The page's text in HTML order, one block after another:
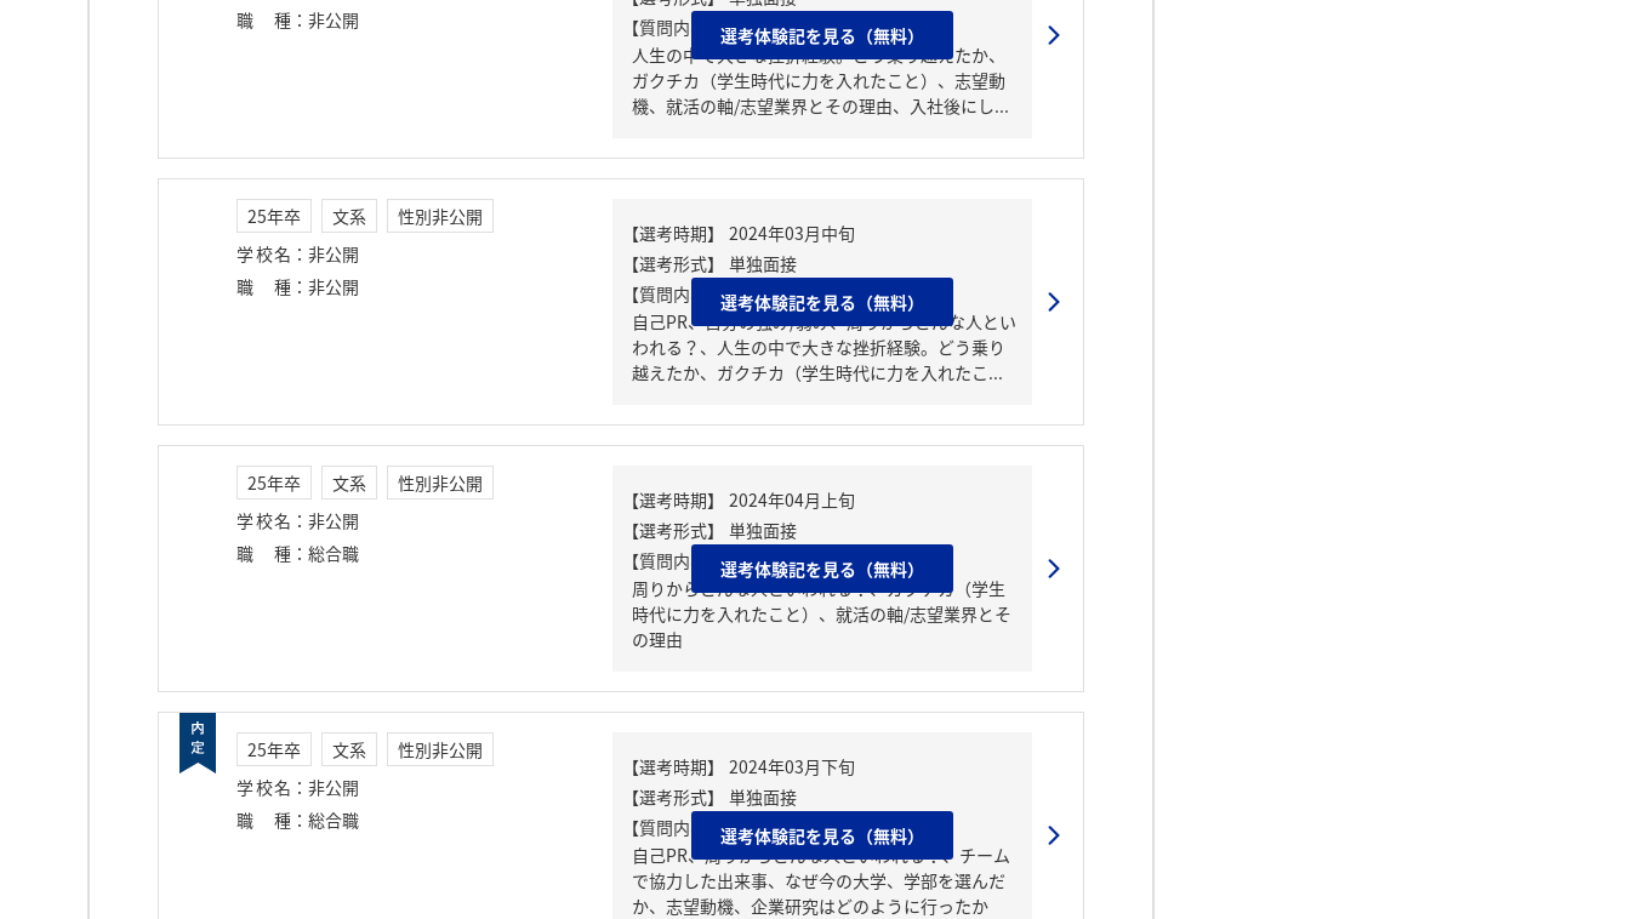
職種 ： 非公開
【質問内容・課題】
人生の中で大きな挫折経験。どう乗り越えたか、
ガクチカ（学生時代に力を入れたこと）、志望動
機、就活の軸/志望業界とその理由、入社後にし...
選考体験記を見る（無料）
25年卒 文系
性別非公開
学校名 ： 非公開
職種 ： 非公開
【質問内容・課題】
自己PR、自分の強み/弱み、周りからどんな人とい
われる？、人生の中で大きな挫折経験。どう乗り
越えたか、ガクチカ（学生時代に力を入れたこ...
選考体験記を見る（無料）
25年卒 文系
性別非公開
学校名 ： 非公開
職種 ： 総合職
【質問内容・課題】
周りからどんな人といわれる？、ガクチカ（学生
時代に力を入れたこと）、就活の軸/志望業界とそ
の理由
選考体験記を見る（無料）
25年卒 文系
性別非公開
学校名 ： 非公開
職種 ： 総合職
【質問内容・課題】
自己PR、周りからどんな人といわれる？、チーム
で協力した出来事、なぜ今の大学、学部を選んだ
か、志望動機、企業研究はどのように行ったか
選考体験記を見る（無料）